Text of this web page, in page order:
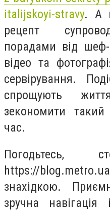
italijskoyi-stravy. А
рецепт
порадами від шеф-
відео та
сервірування.
спрощують
зекономити
час.
Погодьтесь,
https://
знахідкою.
зручна навігація